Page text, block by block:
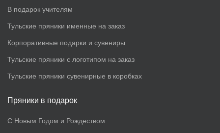
В подарок учителям
Тульские пряники именные на заказ
Корпоративные подарки и сувениры
Тульские пряники с логотипом на заказ
Тульские пряники сувенирные в коробках
Пряники в подарок
С Новым Годом и Рождеством